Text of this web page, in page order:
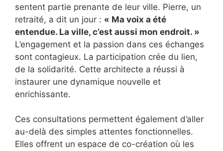
sentent partie prenante de leur ville. Pierre, un
retraité, a dit un jour : « Ma voix a été
entendue. La ville, c’est aussi mon endroit. »
L’engagement et la passion dans ces échanges
sont contagieux. La participation crée du lien,
de la solidarité. Cette architecte a réussi à
instaurer une dynamique nouvelle et
enrichissante.
Ces consultations permettent également d’aller
au-delà des simples attentes fonctionnelles.
Elles offrent un espace de co-création où les